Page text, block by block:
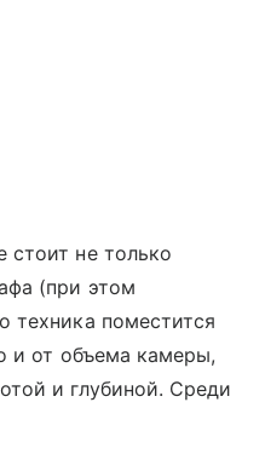
стоит не только
(при этом
техника поместится
и от объема камеры,
и глубиной. Среди